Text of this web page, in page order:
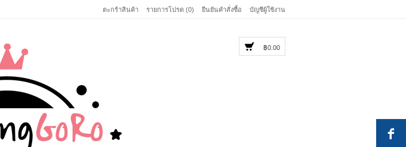
ตะกร้าสินค้า รายการโปรด (0) ยืนยันคำสั่งซื้อ บัญชีผู้ใช้งาน
฿0.00